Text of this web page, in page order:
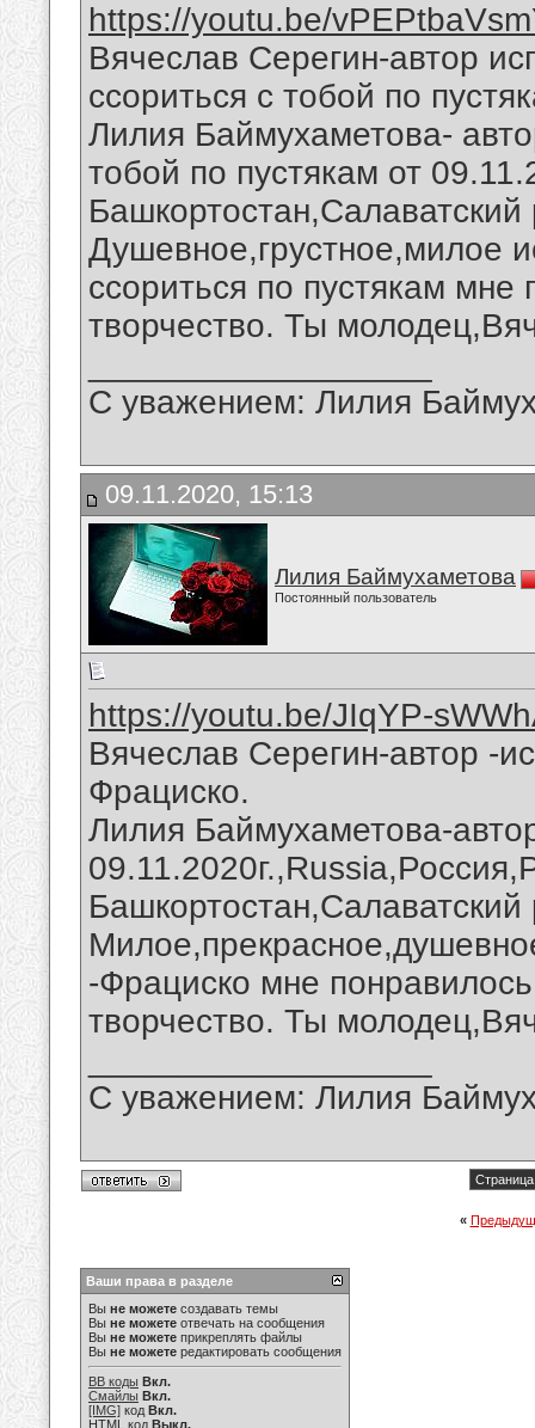
https://youtu.be/
Вячеслав Серегин-автор
ссориться с тобой по
Лилия Баймухаметова-
тобой по пустякам от
Душевное,грустное,милое
ссориться по пустякам
творчество. Ты
С уважением: Лилия
09.11.2020, 15:13
Лилия Баймухаметова
Постоянный пользователь
https://youtu.be/JIqYP-
Вячеслав Серегин-автор -
Фрациско.
Лилия Баймухаметова-
-Фрациско мне
творчество. Ты
С уважением: Лилия
«
Ваши права в разделе
Вы не можете создавать темы
Вы не можете отвечать на сообщения
Вы не можете прикреплять файлы
Вы не можете редактировать сообщения
BB коды Вкл.
Смайлы Вкл.
[IMG] код Вкл.
HTML код Выкл.